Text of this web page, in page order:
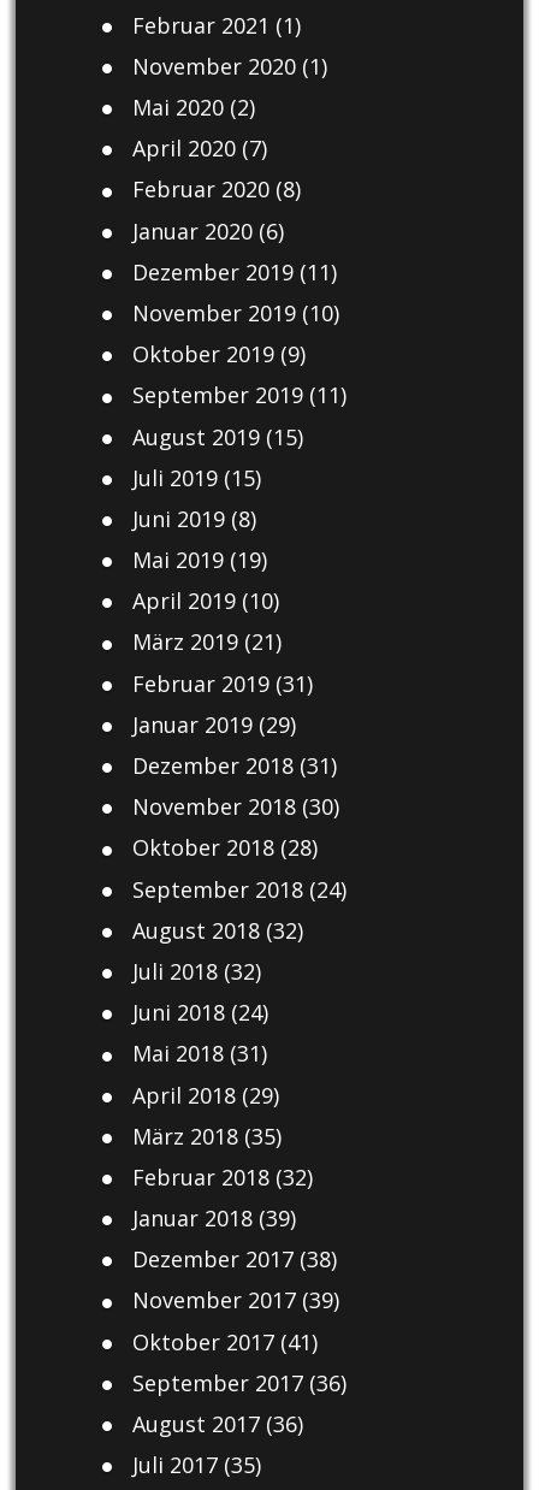
Februar 2021 (1)
November 2020(1)
Mai 2020(2)
April 2020(7)
Februar 2020(8)
Januar 2020(6)
Dezember 2019(11)
November 2019(10)
Oktober 2019(9)
September 2019(11)
August 2019(15)
Juli 2019(15)
Juni 2019(8)
Mai 2019(19)
April 2019(10)
März 2019(21)
Februar 2019(31)
Januar 2019(29)
Dezember 2018(31)
November 2018(30)
Oktober 2018(28)
September 2018(24)
August 2018(32)
Juli 2018(32)
Juni 2018(24)
Mai 2018(31)
April 2018(29)
März 2018(35)
Februar 2018(32)
Januar 2018(39)
Dezember 2017(38)
November 2017(39)
Oktober 2017(41)
September 2017(36)
August 2017(36)
Juli 2017(35)